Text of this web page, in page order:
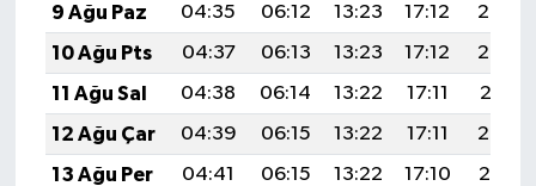
9 Ağu Paz
04:35 06:12 13:23 17:12
20:24
10 Ağu Pts
04:37 06:13 13:23 17:12
20:22
11 Ağu Sal
04:38 06:14 13:22 17:11
20:21
12 Ağu Çar
04:39 06:15 13:22 17:11
20:20
13 Ağu Per
04:41 06:15 13:22 17:10
20:19